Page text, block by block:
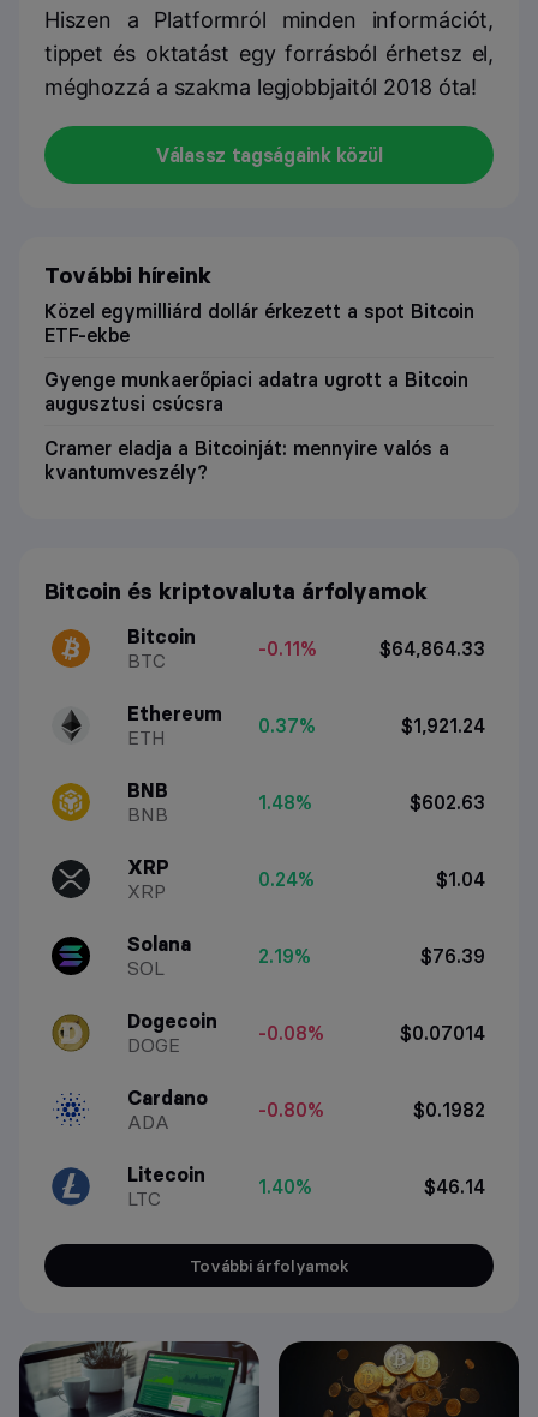
Hiszen a Platformról minden információt,
tippet és oktatást egy forrásból érhetsz el,
méghozzá a szakma legjobbjaitól 2018 óta!
Válassz tagságaink közül
További híreink
Közel egymilliárd dollár érkezett a spot Bitcoin
ETF-ekbe
Gyenge munkaerőpiaci adatra ugrott a Bitcoin
augusztusi csúcsra
Cramer eladja a Bitcoinját: mennyire valós a
kvantumveszély?
Bitcoin és kriptovaluta árfolyamok
Bitcoin
BTC
-0.11% $64,864.33
Ethereum
ETH
0.37% $1,921.24
BNB
BNB
1.48% $602.63
XRP
XRP
0.24% $1.04
Solana
SOL
2.19% $76.39
Dogecoin
DOGE
-0.08% $0.07014
Cardano
ADA
-0.80% $0.1982
Litecoin
LTC
1.40% $46.14
További árfolyamok